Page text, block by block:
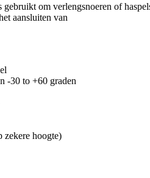
om verlengsnoeren of
aansluiten van
-30 to +60 graden
zekere hoogte)